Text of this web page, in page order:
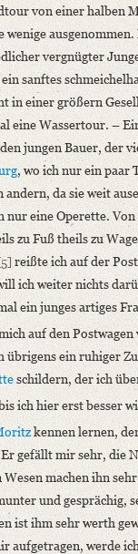
von einer halben
vergnügter
sanftes
in einer größern
eine Wassertour. –
jungen Bauer, der
, wo ich nur ein paar
da sie weit
nur eine Operette.
zu Fuß theils zu
reißte ich auf der
ich weiter nichts
ein junges artiges
auf den
ein ruhiger
schildern, der ich
ich hier erst besser
kennen lernen,
gefällt mir sehr, die
machen ihn
und gesprächig,
ist ihm sehr werth
aufgetragen, werde